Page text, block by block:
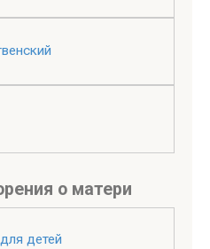
о матери
детей